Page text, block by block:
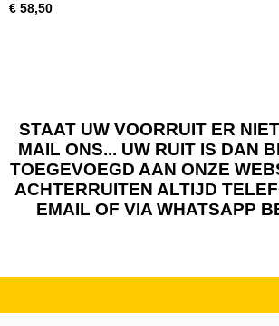
€ 58,50
STAAT UW VOORRUIT ER
MAIL ONS... UW RUIT IS DAN
TOEGEVOEGD AAN ONZE
ACHTERRUITEN ALTIJD
EMAIL OF VIA WHATSAPP